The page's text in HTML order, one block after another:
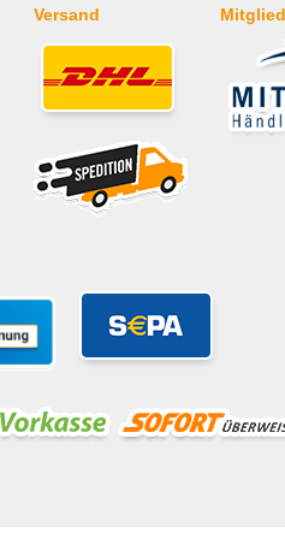
Versand